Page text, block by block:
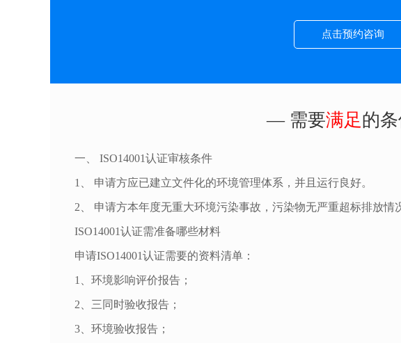
点击预约咨询
— 需要满足的
一、 ISO14001认证审核条件
1、 申请方应已建立文件化的环境管理体系，并且运行良好。
2、 申请方本年度无重大环境污染事故，污染物无严重超标排放情
ISO14001认证需准备哪些材料
申请ISO14001认证需要的资料清单：
1、环境影响评价报告；
2、三同时验收报告；
3、环境验收报告；